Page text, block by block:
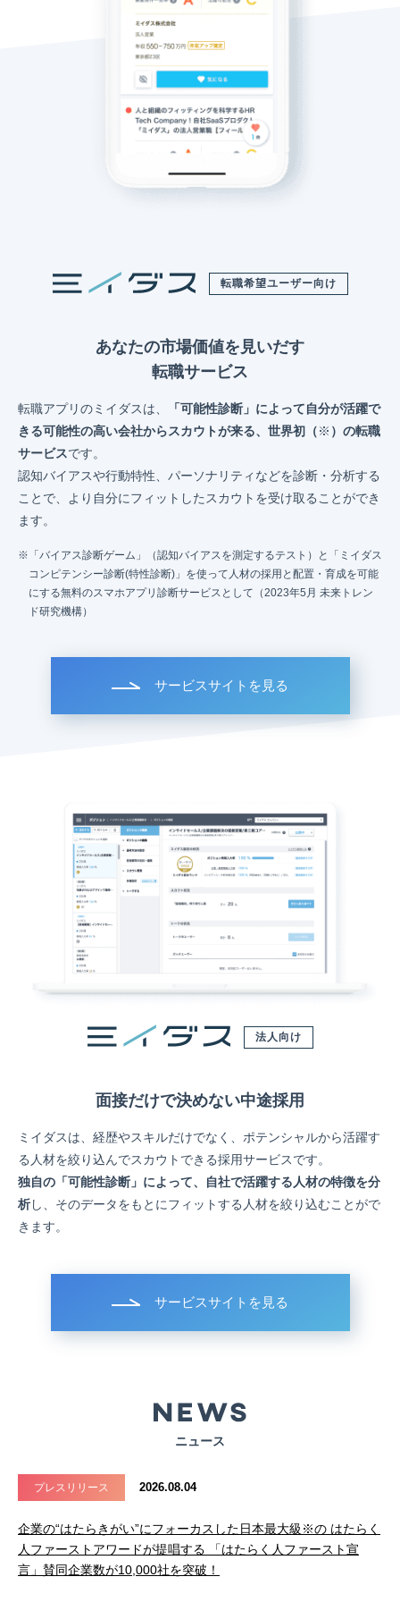
転職希望ユーザー向け
あなたの市場価値を見いだす
転職サービス
転職アプリのミイダスは、
「可能性診断」によって自分が活躍で
きる可能性の高い会社からスカウトが来る、世界初（※ ）の転職
サービスです。
認知バイアスや行動特性、パーソナリティなどを診断・分析する
ことで、より自分にフィットしたスカウトを受け取ることができ
ます。
「バイアス診断ゲーム」（認知バイアスを測定するテスト）と「ミイダス
コンピテンシー診断(特性診断)」を使って人材の採用と配置・育成を可能
にする無料のスマホアプリ診断サービスとして（2023年5月 未来トレン
ド研究機構）
サービスサイトを見る
法人向け
面接だけで決めない中途採用
ミイダスは、経歴やスキルだけでなく、ポテンシャルから活躍す
る人材を絞り込んでスカウトできる採用サービスです。
独自の「可能性診断」によって、自社で活躍する人材の特徴を分
析し、そのデータをもとにフィットする人材を絞り込むことがで
きます。
サービスサイトを見る
ニュース
プレスリリース 2026.08.04
企業の“はたらきがい”にフォーカスした日本最大級※の はたらく
人ファーストアワードが提唱する 「はたらく人ファースト宣
言」賛同企業数が10,000社を突破！